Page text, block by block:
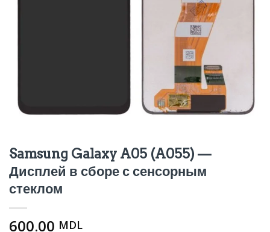
Samsung Galaxy A05 (A055) —
Дисплей в сборе с сенсорным
стеклом
600.00 MDL